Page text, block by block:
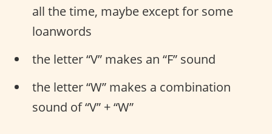
all the time, maybe except for some
loanwords
the letter “V” makes an “F” sound
the letter “W” makes a combination
sound of “V” + “W”